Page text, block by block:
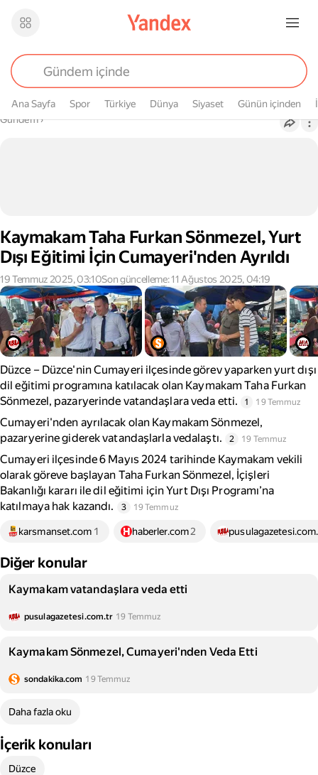
Ana Sayfa Spor Türkiye Dünya Siyaset Günün içinden
Buradasın
Gündem›
Kaymakam Taha Furkan Sönmezel, Yurt
Dışı Eğitimi İçin Cumayeri'nden Ayrıldı
19 Temmuz 2025, 03:10Son güncelleme: 11 Ağustos 2025, 04:19
Düzce – Düzce'nin Cumayeri ilçesinde görev yaparken yurt dışı
dil eğitimi programına katılacak olan Kaymakam Taha Furkan
Sönmezel, pazaryerinde vatandaşlara veda etti.
1 19 Temmuz
Cumayeri'nden ayrılacak olan Kaymakam Sönmezel,
pazaryerine giderek vatandaşlarla vedalaştı.
2 19 Temmuz
Cumayeri ilçesinde 6 Mayıs 2024 tarihinde Kaymakam vekili
olarak göreve başlayan Taha Furkan Sönmezel, İçişleri
Bakanlığı kararı ile dil eğitimi için Yurt Dışı Programı’na
katılmaya hak kazandı.
3 19 Temmuz
karsmanset.com 1 haberler.com2
Diğer konular
Kaymakam vatandaşlara veda etti
pusulagazetesi.com.tr 19 Temmuz
Kaymakam Sönmezel, Cumayeri'nden Veda Etti
sondakika.com 19 Temmuz
Daha fazla oku
İçerik konuları
Düzce